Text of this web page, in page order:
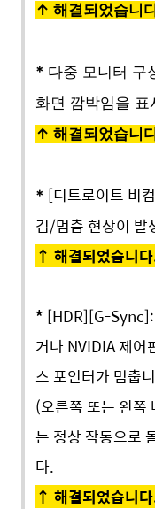
↑ 해결되었습니
* 다중 모니터 구
화면 깜박임을
↑ 해결되었습니
* [디트로이트 비
김/멈춤 현상이
↑ 해결되었습니
* [HDR][G-
거나 NVIDIA 제어
스 포인터가 멈춥
(오른쪽 또는 왼쪽
는 정상 작동으로
다.
↑ 해결되었습니